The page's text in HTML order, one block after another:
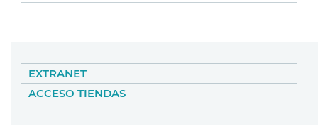
EXTRANET
ACCESO TIENDAS